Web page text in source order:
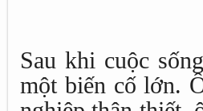
Sau khi cuộc
một biến cố lớn.